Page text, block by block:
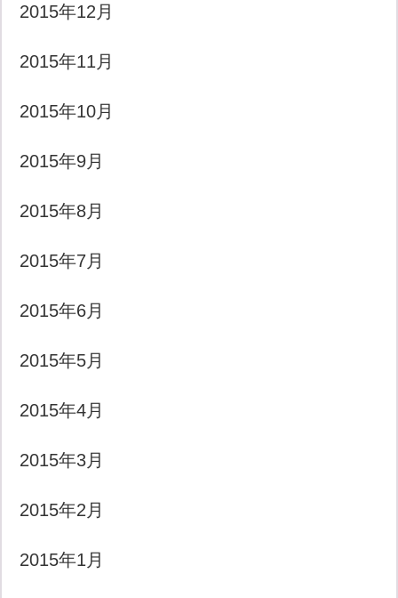
2015年12月
2015年11月
2015年10月
2015年9月
2015年8月
2015年7月
2015年6月
2015年5月
2015年4月
2015年3月
2015年2月
2015年1月